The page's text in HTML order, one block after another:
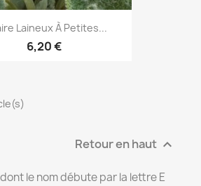
Laineux À Petites...
6,20 €
Retour en haut 
le nom débute par la lettre E